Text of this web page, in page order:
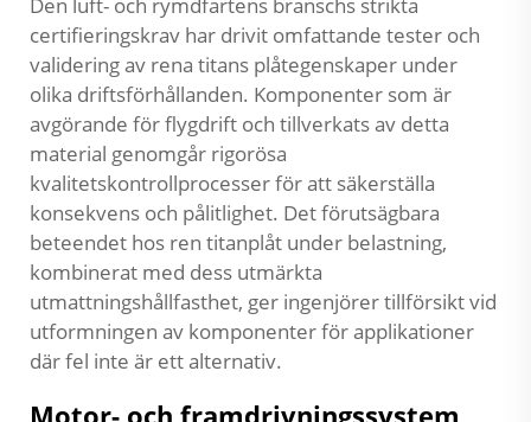
Den luft- och rymdfartens branschs strikta
certifieringskrav har drivit omfattande tester och
validering av rena titans plåtegenskaper under
olika driftsförhållanden. Komponenter som är
avgörande för flygdrift och tillverkats av detta
material genomgår rigorösa
kvalitetskontrollprocesser för att säkerställa
konsekvens och pålitlighet. Det förutsägbara
beteendet hos ren titanplåt under belastning,
kombinerat med dess utmärkta
utmattningshållfasthet, ger ingenjörer tillförsikt vid
utformningen av komponenter för applikationer
där fel inte är ett alternativ.